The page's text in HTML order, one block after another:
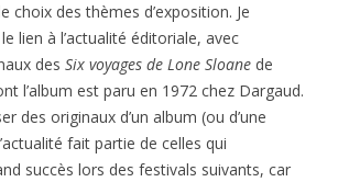
choix des thèmes d’exposition. Je
lien à l’actualité éditoriale, avec
des Six voyages de Lone Sloane de
l’album est paru en 1972 chez Dargaud.
des originaux d’un album (ou d’une
fait partie de celles qui
succès lors des festivals suivants, car